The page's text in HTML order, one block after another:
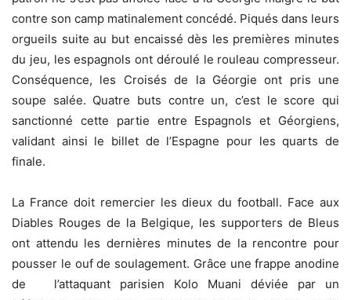
contre son camp matinalement concédé. Piqués dans leurs
orgueils suite au but encaissé dès les premières minutes
du jeu, les espagnols ont déroulé le rouleau compresseur.
Conséquence, les Croisés de la Géorgie ont pris une
soupe salée. Quatre buts contre un, c’est le score qui
sanctionné cette partie entre Espagnols et Géorgiens,
validant ainsi le billet de l’Espagne pour les quarts de
finale.
La France doit remercier les dieux du football. Face aux
Diables Rouges de la Belgique, les supporters de Bleus
ont attendu les dernières minutes de la rencontre pour
pousser le ouf de soulagement. Grâce une frappe anodine
de l’attaquant parisien Kolo Muani déviée par un